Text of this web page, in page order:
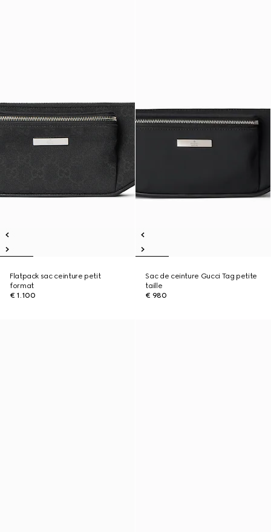
Flatpack sac ceinture petit
format
€ 1.100
Sac de ceinture Gucci Tag petite
taille
€ 980